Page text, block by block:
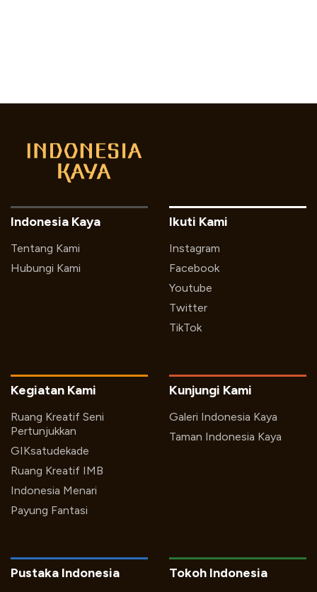
Indonesia Kaya
Tentang Kami
Hubungi Kami
Ikuti Kami
Instagram
Facebook
Youtube
Twitter
TikTok
Kegiatan Kami
Ruang Kreatif Seni
Pertunjukkan
GIKsatudekade
Ruang Kreatif IMB
Indonesia Menari
Payung Fantasi
Kunjungi Kami
Galeri Indonesia Kaya
Taman Indonesia Kaya
Pustaka Indonesia Tokoh Indonesia